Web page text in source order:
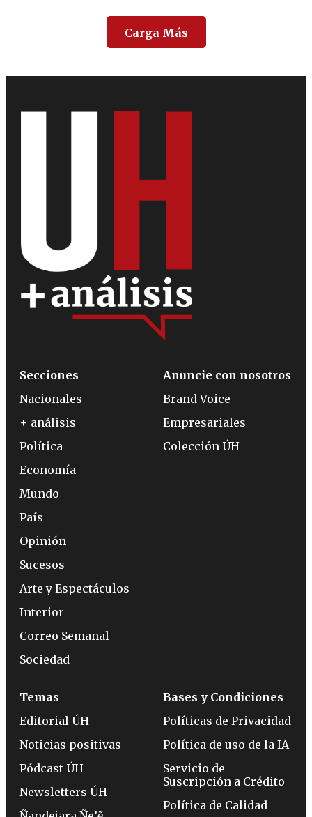
Carga Más
Secciones
Nacionales
+ análisis
Política
Economía
Mundo
País
Opinión
Sucesos
Arte y Espectáculos
Interior
Correo Semanal
Sociedad
Anuncie con nosotros
Brand Voice
Empresariales
Colección ÚH
Temas
Editorial ÚH
Noticias positivas
Pódcast ÚH
Newsletters ÚH
Bases y Condiciones
Políticas de Privacidad
Política de uso de la IA
Servicio de
Suscripción a Crédito
Política de Calidad